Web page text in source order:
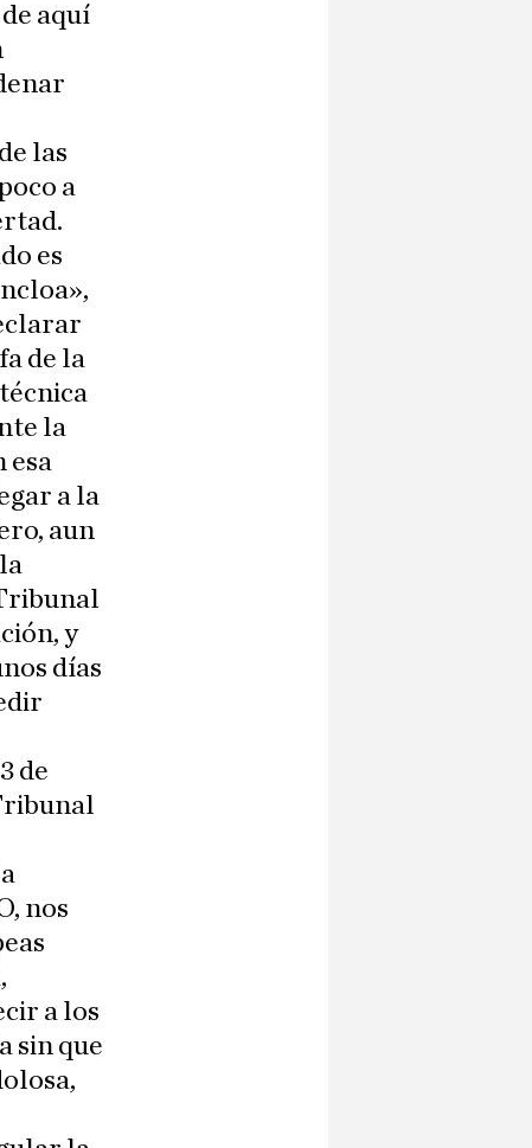
aquí
las
a
es
de la
la
esa
a la
aun
y
días
de
nos
a los
sin que